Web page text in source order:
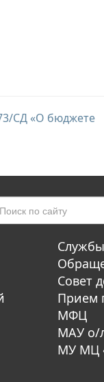
СД «О бюджете
Совет
Прием
МФЦ
МАУ о/
МУ МЦ